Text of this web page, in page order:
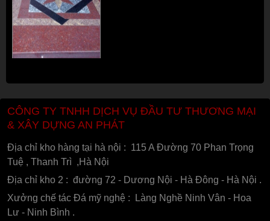
CÔNG TY TNHH DỊCH VỤ ĐẦU TƯ THƯƠNG MẠI
& XÂY DỰNG AN PHÁT
Địa chỉ kho hàng tại hà nội : 115 A Đường 70 Phan Trọng
Tuệ , Thanh Trì ,Hà Nội
Địa chỉ kho 2 : đường 72 - Dương Nội - Hà Đông - Hà Nội .
Xưởng chế tác Đá mỹ nghệ : Làng Nghề Ninh Vân - Hoa
Lư - Ninh Bình .